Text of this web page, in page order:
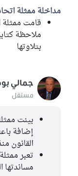
مداخلة ممثلة
قامت ممثلة
ملاحظة
بتلاوتها
جمالي
مستقل
بينت
إضافة
القانون
تعبر
مساندتها